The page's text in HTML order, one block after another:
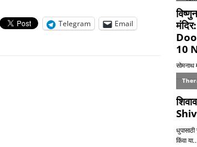
Telegram Email